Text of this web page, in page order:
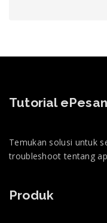
Tutorial
Temukan solusi untuk
troubleshoot tentang
Produk